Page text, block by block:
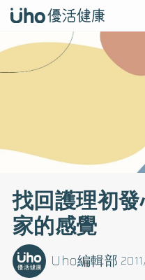
找回護理初
家的感覺
Uho編輯部